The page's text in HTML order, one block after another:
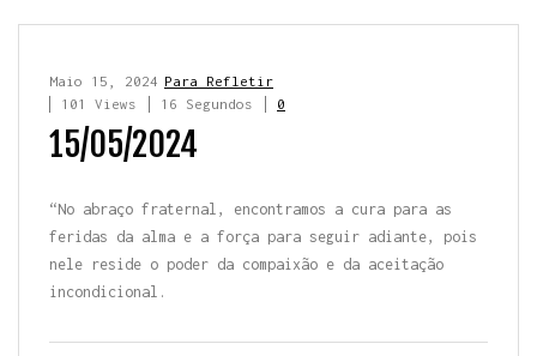
Para Refletir
Maio 15, 2024
101 Views
16 Segundos 0
15/05/2024
“No abraço fraternal, encontramos a cura para as
feridas da alma e a força para seguir adiante, pois
nele reside o poder da compaixão e da aceitação
incondicional.